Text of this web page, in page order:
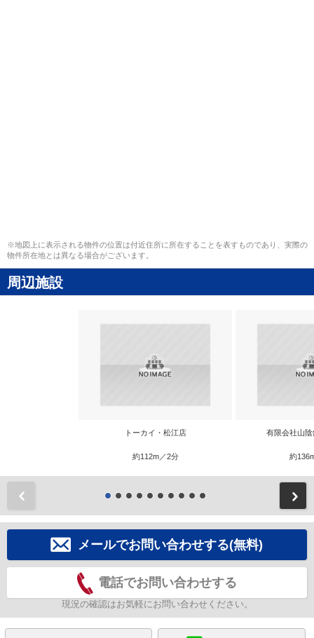
※地図上に表示される物件の位置は付近住所に所在することを表すものであり、実際の
物件所在地とは異なる場合がございます。
周辺施設
トーカイ・松江店
約112m／2分
有限会社山
約
メールでお問い合わせする(無料)
電話でお問い合わせする
現況の確認はお気軽にお問い合わせください。